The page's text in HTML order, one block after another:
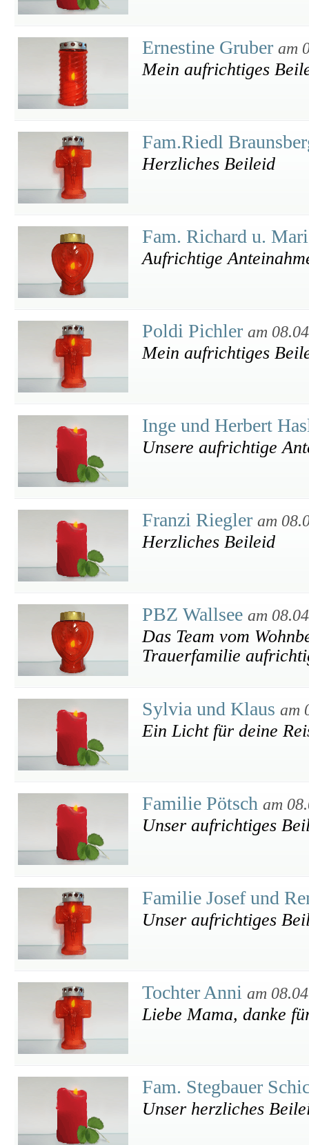
Ernestine Gruber am
Mein aufrichtiges
Fam.Riedl
Herzliches Beileid
Fam. Richard u.
Aufrichtige
Poldi Pichler am
Mein aufrichtiges
Inge und Herbert
Unsere aufrichtige
Franzi Riegler am
Herzliches Beileid
PBZ Wallsee am
Das Team vom
Trauerfamilie
Sylvia und Klaus am
Ein Licht für deine
Familie Pötsch am
Unser aufrichtiges
Familie Josef und
Unser aufrichtiges
Tochter Anni am
Liebe Mama, danke
Fam. Stegbauer
Unser herzliches